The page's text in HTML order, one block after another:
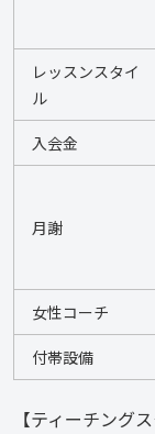
レッスンスタイ
ル
入会金
月謝
女性コーチ
付帯設備
【ティーチング